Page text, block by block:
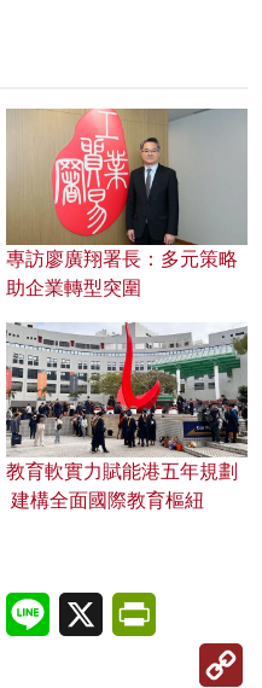
專訪廖廣翔署長：多元策略
助企業轉型突圍
教育軟實力賦能港五年規劃
建構全面國際教育樞紐
LinkedInLine X